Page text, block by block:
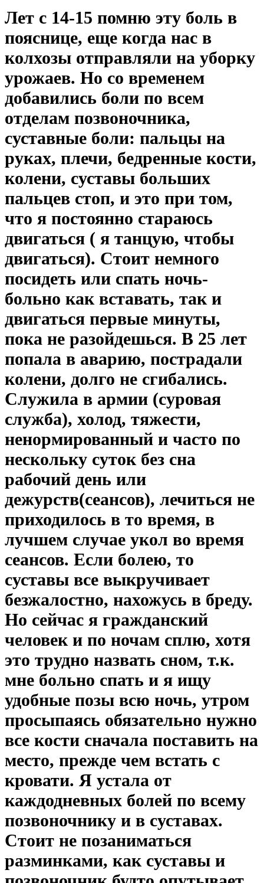
Лет с 14-15 помню эту боль в
пояснице, еще когда нас в
колхозы отправляли на уборку
урожаев. Но со временем
добавились боли по всем
отделам позвоночника,
суставные боли: пальцы на
руках, плечи, бедренные кости,
колени, суставы больших
пальцев стоп, и это при том,
что я постоянно стараюсь
двигаться ( я танцую, чтобы
двигаться). Стоит немного
посидеть или спать ночь-
больно как вставать, так и
двигаться первые минуты,
пока не разойдешься. В 25 лет
попала в аварию, пострадали
колени, долго не сгибались.
Служила в армии (суровая
служба), холод, тяжести,
ненормированный и часто по
нескольку суток без сна
рабочий день или
дежурств(сеансов), лечиться не
приходилось в то время, в
лучшем случае укол во время
сеансов. Если болею, то
суставы все выкручивает
безжалостно, нахожусь в бреду.
Но сейчас я гражданский
человек и по ночам сплю, хотя
это трудно назвать сном, т.к.
мне больно спать и я ищу
удобные позы всю ночь, утром
просыпаясь обязательно нужно
все кости сначала поставить на
место, прежде чем встать с
кровати. Я устала от
каждодневных болей по всему
позвоночнику и в суставах.
Стоит не позаниматься
разминками, как суставы и